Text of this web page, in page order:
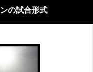
の試合形式